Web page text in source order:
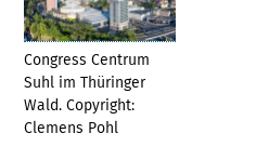
Congress Centrum
Suhl im Thüringer
Wald. Copyright:
Clemens Pohl